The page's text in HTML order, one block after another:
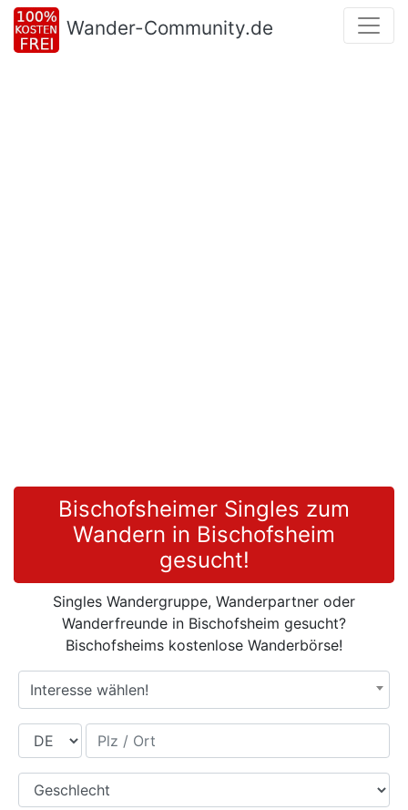
Wander-Community.de
Bischofsheimer Singles zum
Wandern in Bischofsheim
gesucht!
Singles Wandergruppe, Wanderpartner oder
Wanderfreunde in Bischofsheim gesucht?
Bischofsheims kostenlose Wanderbörse!
Interesse wählen!
Land Plz / Ort
Geschlecht